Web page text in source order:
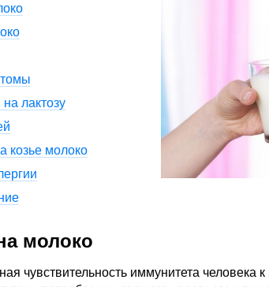
лактозу
козье молоко
молоко
чувствительность иммунитета человека